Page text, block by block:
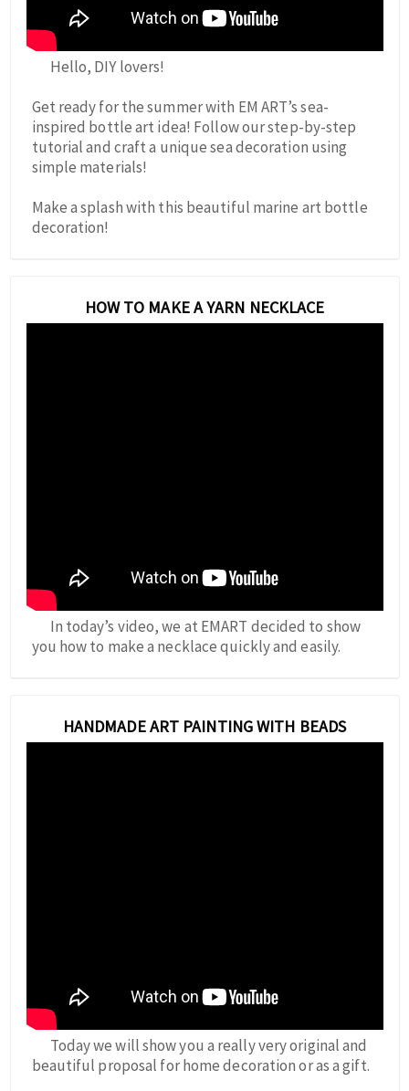
Hello, DIY lovers!
Get ready for the summer with EM ART’s sea-
inspired bottle art idea! Follow our step-by-step
tutorial and craft a unique sea decoration using
simple materials!
Make a splash with this beautiful marine art bottle
decoration!
HOW TO MAKE A YARN NECKLACE
In today’s video, we at EMART decided to show
you how to make a necklace quickly and easily.
HANDMADE ART PAINTING WITH BEADS
Today we will show you a really very original and
beautiful proposal for home decoration or as a gift.